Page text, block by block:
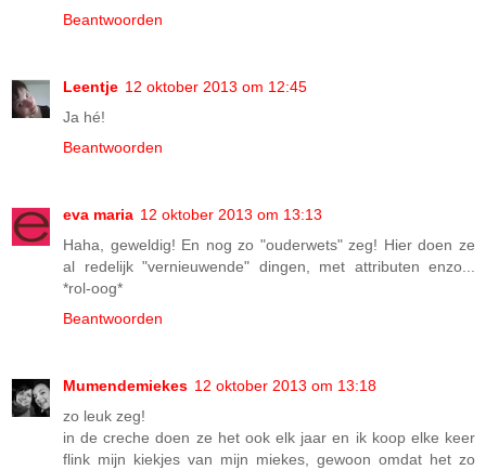
Beantwoorden
Leentje 12 oktober 2013 om 12:45
Ja hé!
Beantwoorden
eva maria 12 oktober 2013 om 13:13
Haha, geweldig! En nog zo "ouderwets" zeg! Hier doen ze
al redelijk "vernieuwende" dingen, met attributen enzo...
*rol-oog*
Beantwoorden
Mumendemiekes 12 oktober 2013 om 13:18
zo leuk zeg!
in de creche doen ze het ook elk jaar en ik koop elke keer
flink mijn kiekjes van mijn miekes, gewoon omdat het zo